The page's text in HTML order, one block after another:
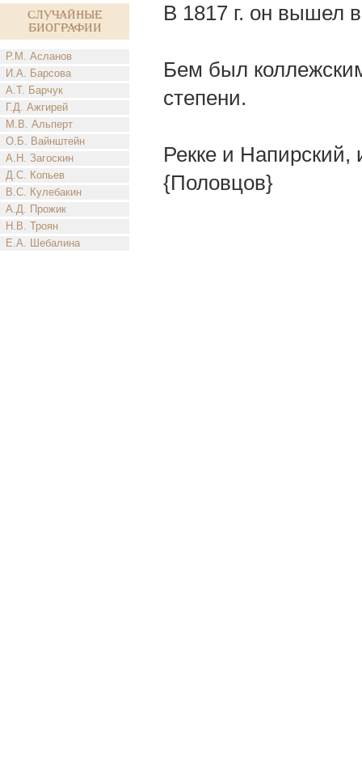
Случайные
биографии
Р.М. Асланов
И.А. Барсова
А.Т. Барчук
Г.Д. Ажгирей
М.В. Альперт
О.Б. Вайнштейн
А.Н. Загоскин
Д.С. Копьев
В.С. Кулебакин
А.Д. Прожик
Н.В. Троян
Е.А. Шебалина
В 1817 г. он вышел
Бем был
степени.
Рекке и Напирский,
{Половцов}